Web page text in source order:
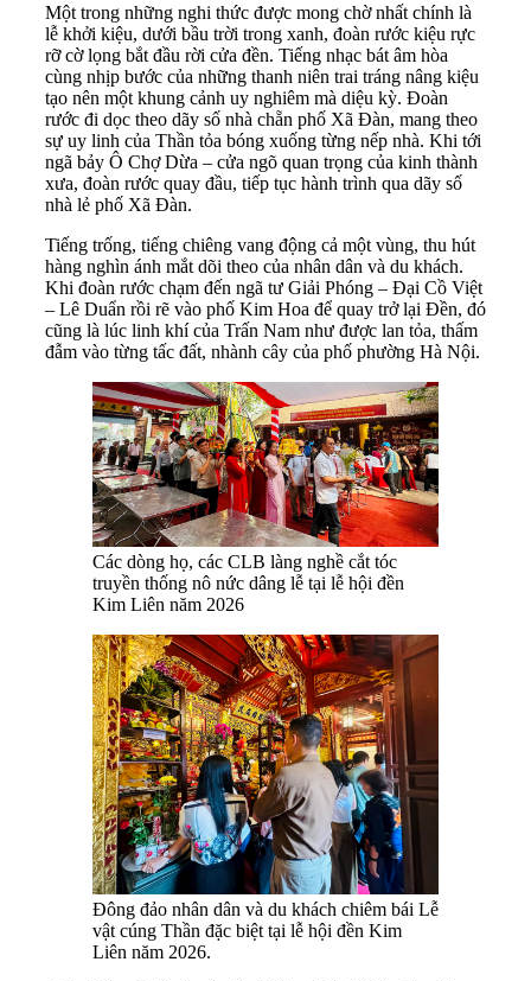
Một trong những nghi thức được mong chờ nhất chính là
lễ khởi kiệu, dưới bầu trời trong xanh, đoàn rước kiệu rực
rỡ cờ lọng bắt đầu rời cửa đền. Tiếng nhạc bát âm hòa
cùng nhịp bước của những thanh niên trai tráng nâng kiệu
tạo nên một khung cảnh uy nghiêm mà diệu kỳ. Đoàn
rước đi dọc theo dãy số nhà chẵn phố Xã Đàn, mang theo
sự uy linh của Thần tỏa bóng xuống từng nếp nhà. Khi tới
ngã bảy Ô Chợ Dừa – cửa ngõ quan trọng của kinh thành
xưa, đoàn rước quay đầu, tiếp tục hành trình qua dãy số
nhà lẻ phố Xã Đàn.
Tiếng trống, tiếng chiêng vang động cả một vùng, thu hút
hàng nghìn ánh mắt dõi theo của nhân dân và du khách.
Khi đoàn rước chạm đến ngã tư Giải Phóng – Đại Cồ Việt
– Lê Duẩn rồi rẽ vào phố Kim Hoa để quay trở lại Đền, đó
cũng là lúc linh khí của Trấn Nam như được lan tỏa, thấm
đẫm vào từng tấc đất, nhành cây của phố phường Hà Nội.
Các dòng họ, các CLB làng nghề cắt tóc
truyền thống nô nức dâng lễ tại lễ hội đền
Kim Liên năm 2026
Đông đảo nhân dân và du khách chiêm bái Lễ
vật cúng Thần đặc biệt tại lễ hội đền Kim
Liên năm 2026.